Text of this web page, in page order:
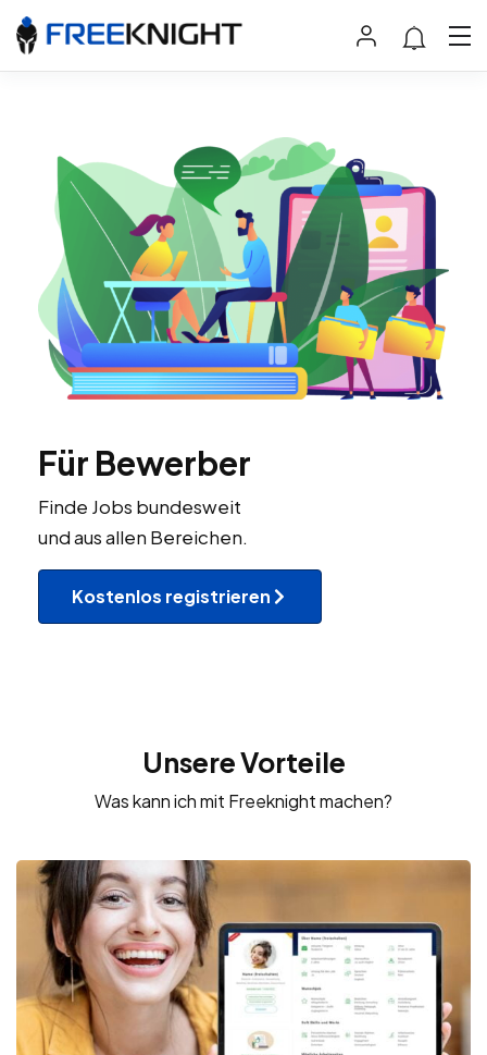
Für Bewerber
Finde Jobs bundesweit
und aus allen Bereichen.
Kostenlos registrieren
Unsere Vorteile
Was kann ich mit Freeknight machen?